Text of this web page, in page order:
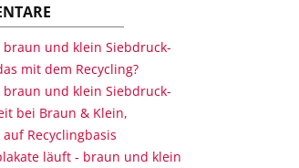
und klein Siebdruck-
mit dem Recycling?
und klein Siebdruck-
bei Braun & Klein,
Recyclingbasis
läuft - braun und klein